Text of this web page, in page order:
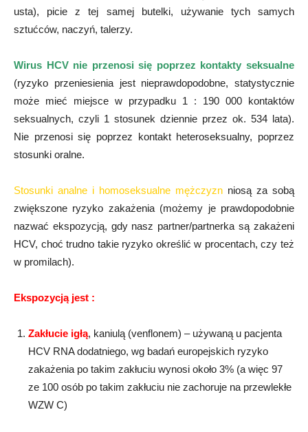
usta), picie z tej samej butelki, używanie tych samych
sztućców, naczyń, talerzy.
Wirus HCV nie przenosi się poprzez kontakty seksualne
(ryzyko przeniesienia jest nieprawdopodobne, statystycznie
może mieć miejsce w przypadku 1 : 190 000 kontaktów
seksualnych, czyli 1 stosunek dziennie przez ok. 534 lata).
Nie przenosi się poprzez kontakt heteroseksualny, poprzez
stosunki oralne.
Stosunki analne i homoseksualne mężczyzn niosą za sobą
zwiększone ryzyko zakażenia (możemy je prawdopodobnie
nazwać ekspozycją, gdy nasz partner/partnerka są zakażeni
HCV, choć trudno takie ryzyko określić w procentach, czy też
w promilach).
Ekspozycją jest :
Zakłucie igłą, kaniulą (venflonem) – używaną u pacjenta
HCV RNA dodatniego, wg badań europejskich ryzyko
zakażenia po takim zakłuciu wynosi około 3% (a więc 97
ze 100 osób po takim zakłuciu nie zachoruje na przewlekłe
WZW C)